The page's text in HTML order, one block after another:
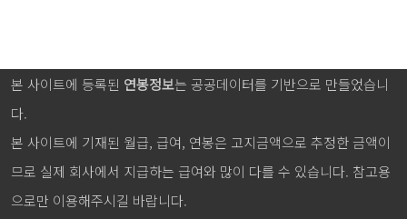
본 사이트에 등록된 연봉정보는 공공데이터를 기반으로 만들었습니
다.
본 사이트에 기재된 월급, 급여, 연봉은 고지금액으로 추정한 금액이
므로 실제 회사에서 지급하는 급여와 많이 다를 수 있습니다. 참고용
으로만 이용해주시길 바랍니다.